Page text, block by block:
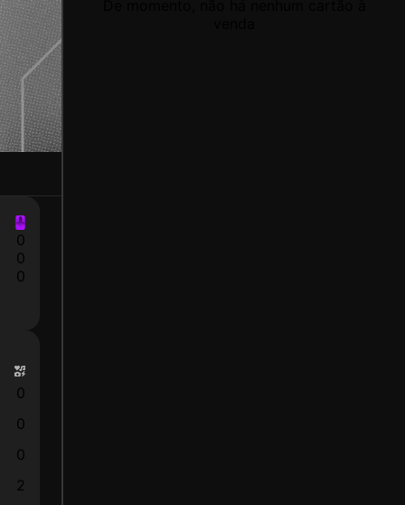
0
0
0
0
0
0
2